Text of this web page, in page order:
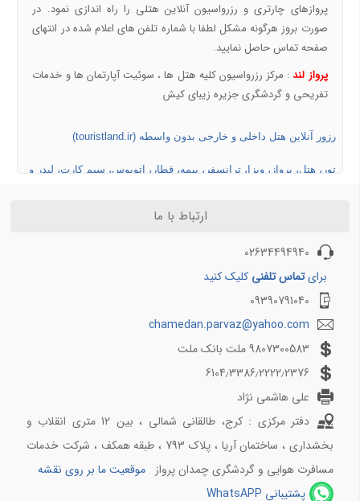
مسیرهای منتخب بلیط هواپیما و چارتر 4
بلیط هواپیما اهواز به تهران
بلیط هواپیما اهواز به مشهد
بلیط هواپیما اصفهان به تهران
بلیط هواپیما شیراز به تهران
پروازهای چارتری و رزرواسیون آنلاین هتلی را راه اندازی نمود. در
صورت بروز هرگونه مشکل لطفا با شماره تلفن های اعلام شده در انتهای
صفحه تماس حاصل نمایید.
پرواز لند: مرکز رزرواسیون کلیه هتل ها ، سوئیت آپارتمان ها و خدمات
تفریحی و گردشگری جزیره زیبای کیش
رزور آنلاین هتل داخلی و خارجی بدون واسطه (touristland.ir)
تور، هتل، پرواز، ویزا، ترانسفر، بیمه، قطار، اتوبوس، سیم کارت، لیدر و
رزرو هتل های کیش، مشهد، قشم و تفریحات و خدمات گردشگری کیش
اولین سامانه فروش و نمایش بلیط چارتر هواپیما با امکان خرید آنلاین
و صدور آنلاین بلیط هواپیما در کلیه مسیر های داخلی | کیش | مشهد |
تهران | بندرعباس | قشم | تبریز | اصفهان | شیراز و.... رزرو کلیه هتل ها
و تور های داخلی و خارجی خدمات آنلاین گردشگری فروش آنلاین کلیه
خطوط هوایی شامل ::. اترک ::.:: معراج .::. آتا .::. ماهان .::. آسمان .::.
ایران ایر .::. کیش ایر .::. ایران ایرتور .::. کیش ایر .::. نفت ایر .::.
کاسپین .::. زاگرس .::. ترکیش .::
ارتباط با ما
02634494940
برایتماس تلفنی کلیک کنید
09390791040
chamedan.parvaz@yahoo.com
9807300583 ملت بانک ملت
6104٫3386٫2222٫2376
علی هاشمی نژاد
دفتر مرکزی : کرج، طالقانی شمالی ، بین 12 متری انقلاب و
بخشداری ، ساختمان آریا ، پلاک 793 ، طبقه همکف ، شرکت خدمات
مسافرت هوایی و گردشگری چمدان پرواز موقعیت ما بر روی نقشه
پشتیبانی WhatsAPP